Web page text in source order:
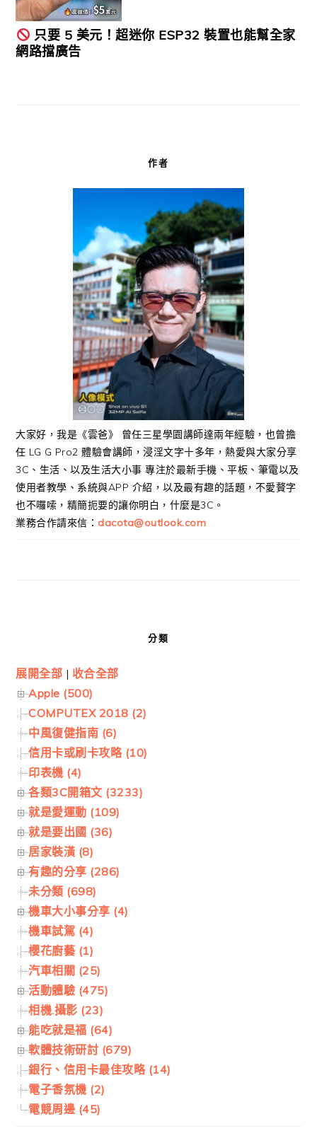
只要 5 美元！超迷你 ESP32 裝置也能幫全家
網路擋廣告
作者
大家好，我是《雲爸》 曾任三星學園講師達兩年經驗，也曾擔
任 LG G Pro2 體驗會講師，浸淫文字十多年，熱愛與大家分享
3C、生活、以及生活大小事 專注於最新手機、平板、筆電以及
使用者教學、系統與APP 介紹，以及最有趣的話題，不愛贅字
也不囉嗦，精簡扼要的讓你明白，什麼是3C。
業務合作請來信： dacota@outlook.com
分類
展開全部 | 收合全部
Apple (500)
COMPUTEX 2018 (2)
中風復健指南 (6)
信用卡或刷卡攻略 (10)
印表機 (4)
各類3C開箱文 (3233)
就是愛運動 (109)
就是要出國 (36)
居家裝潢 (8)
有趣的分享 (286)
未分類 (698)
機車大小事分享 (4)
機車試駕 (4)
櫻花廚藝 (1)
汽車相關 (25)
活動體驗 (475)
相機.攝影 (23)
能吃就是福 (64)
軟體技術研討 (679)
銀行、信用卡最佳攻略 (14)
電子香氛機 (2)
電競周邊 (45)